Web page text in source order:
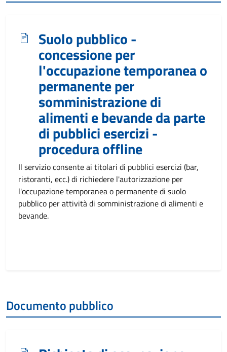
Suolo pubblico -
concessione per
l'occupazione temporanea o
permanente per
somministrazione di
alimenti e bevande da parte
di pubblici esercizi -
procedura offline
Il servizio consente ai titolari di pubblici esercizi (bar,
ristoranti, ecc.) di richiedere l'autorizzazione per
l'occupazione temporanea o permanente di suolo
pubblico per attività di somministrazione di alimenti e
bevande.
Documento pubblico